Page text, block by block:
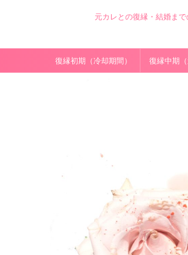
元カレとの復縁・結婚ま
復縁初期（冷却期間） 復縁中期（